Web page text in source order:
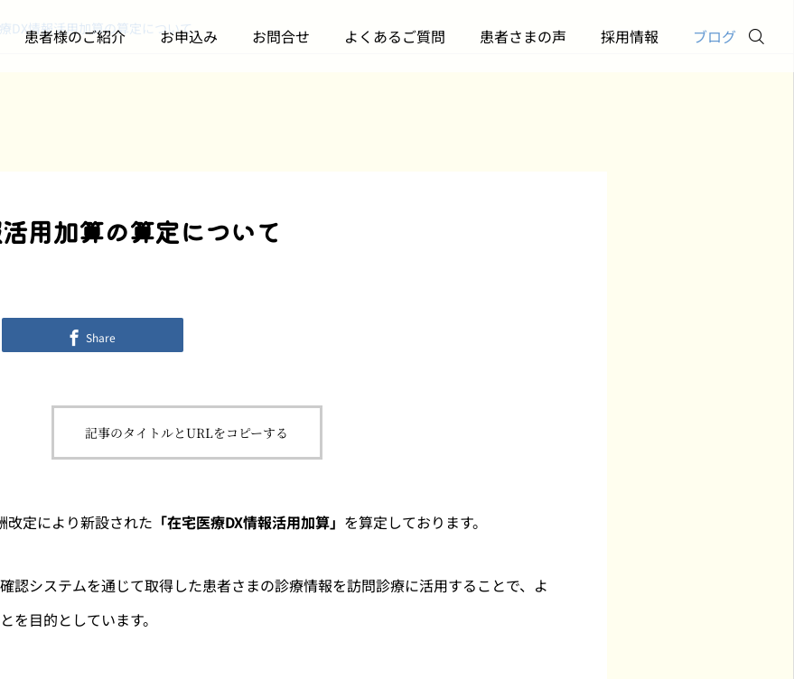
患者様のご紹介 お申込み お問合せ よくあるご質問 患者さまの声 採用情報 ブログ
DX情報活用加算の算定について
用加算の算定について
Share
記事のタイトルとURLをコピーする
改定により新設された 「在宅医療DX情報活用加算」 を算定しております。
認システムを通じて取得した患者さまの診療情報を訪問診療に活用することで、よ
を目的としています。